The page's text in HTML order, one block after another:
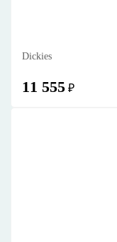
Dickies
11 555 ₽